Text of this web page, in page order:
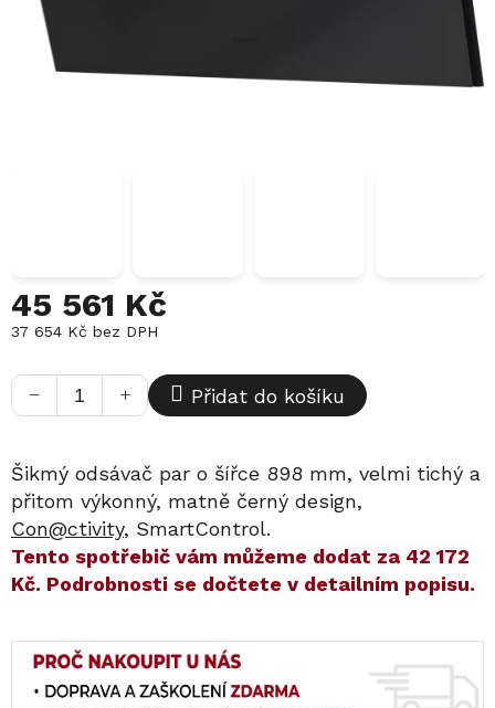
45 561 Kč
37 654 Kč bez DPH
cena:
+
− Přidat do košíku
Šikmý odsávač par o šířce 898 mm, velmi tichý a
přitom výkonný, matně černý design,
Con@ctivity, SmartControl.
​​Tento spotřebič vám můžeme dodat za 42 172
Kč. Podrobnosti se dočtete v detailním popisu.